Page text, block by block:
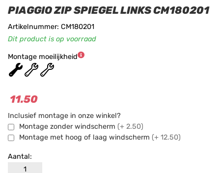
PIAGGIO ZIP SPIEGEL LINKS CM180201
Artikelnummer: CM180201
Dit product is op voorraad
Montage moeilijkheid
★★★
11.50
Inclusief montage in onze winkel?
Montage zonder windscherm (+ 2.50)
Montage met hoog of laag windscherm (+ 12.50)